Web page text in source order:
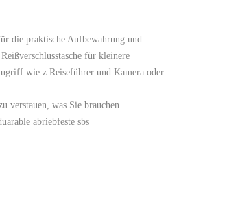
die praktische Aufbewahrung und
für kleinere
wie z Reiseführer und Kamera oder
verstauen, was Sie brauchen.
abriebfeste sbs